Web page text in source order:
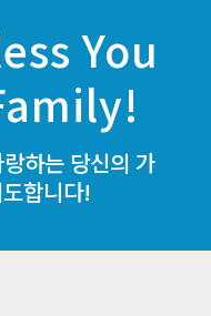
You
하는 당신의 가
합니다!